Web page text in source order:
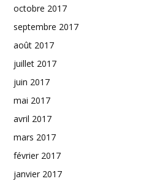
octobre 2017
septembre 2017
août 2017
juillet 2017
juin 2017
mai 2017
avril 2017
mars 2017
février 2017
janvier 2017